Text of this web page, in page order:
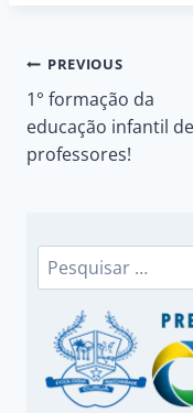
Navegação
de
Post
PREVIOUS
1° formação da
educação infantil de
professores!
Pesquisar
por: